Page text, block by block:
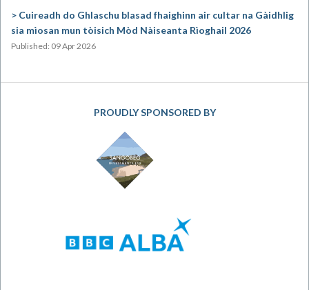
Cuireadh do Ghlaschu blasad fhaighinn air cultar na Gàidhlig
sia mìosan mun tòisich Mòd Nàiseanta Rìoghail 2026
Published: 09 Apr 2026
PROUDLY SPONSORED BY